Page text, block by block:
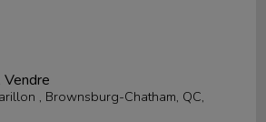
, Brownsburg-Chatham, QC,